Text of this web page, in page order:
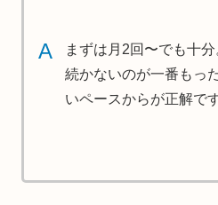
A
まずは月2回〜でも十分
続かないのが一番もっ
いペースからが正解です